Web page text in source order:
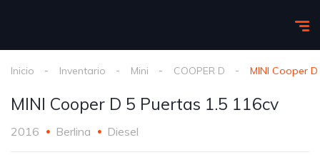
Inicio Inventario Mini COOPER D MINI Cooper
MINI Cooper D 5 Puertas 1.5 116cv
2016 Berlina Diesel